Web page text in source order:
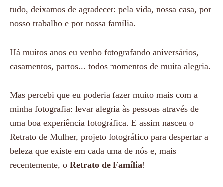
tudo, deixamos de agradecer: pela vida, nossa casa, por
nosso trabalho e por nossa família.
Há muitos anos eu venho fotografando aniversários,
casamentos, partos... todos momentos de muita alegria.
Mas percebi que eu poderia fazer muito mais com a
minha fotografia: levar alegria às pessoas através de
uma boa experiência fotográfica. E assim nasceu o
Retrato de Mulher, projeto fotográfico para despertar a
beleza que existe em cada uma de nós e, mais
recentemente, o Retrato de Família!